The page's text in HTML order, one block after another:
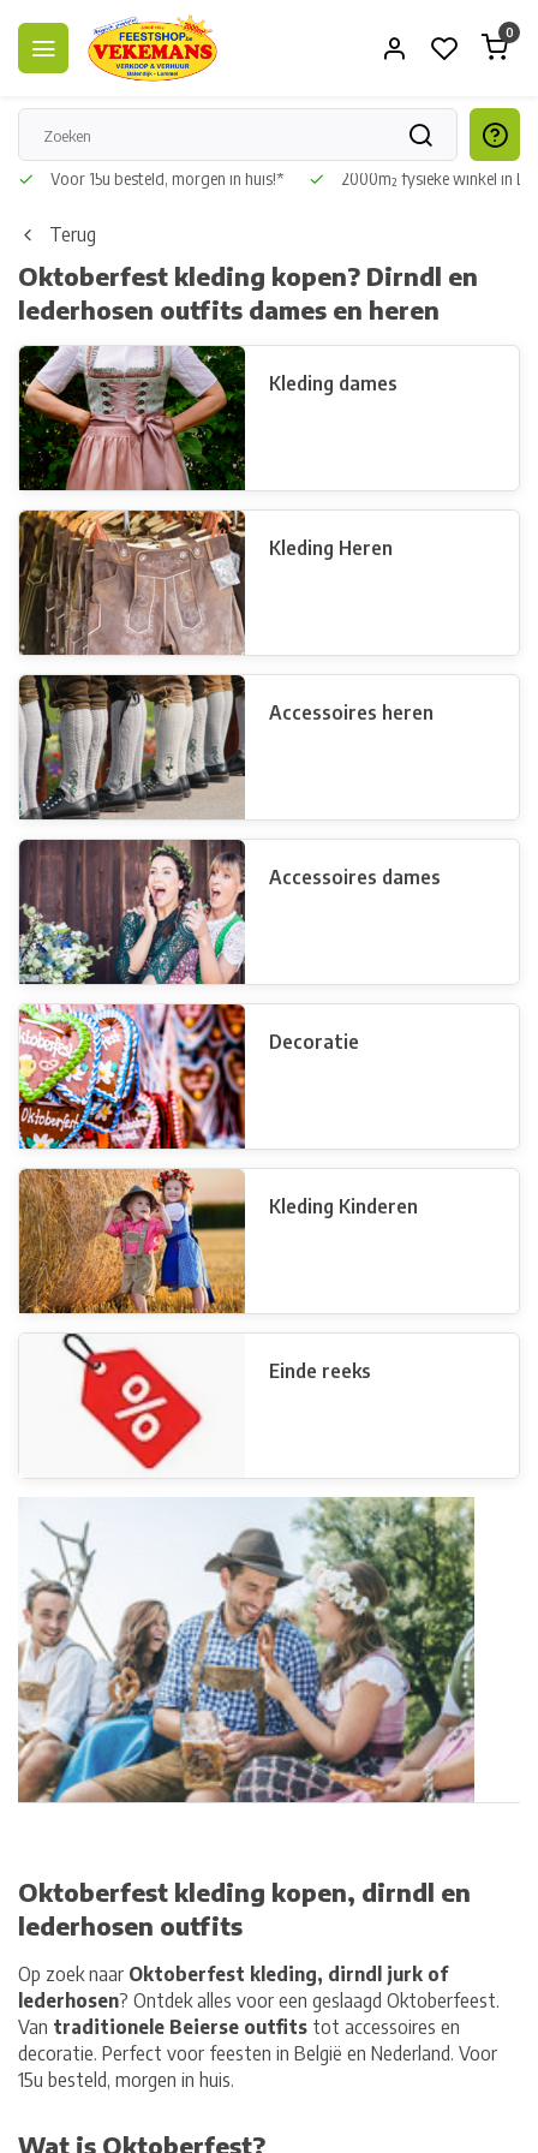
0
Voor 15u besteld, morgen in huis!* 2000m² fysieke winkel in
Terug
Oktoberfest kleding kopen? Dirndl en
lederhosen outfits dames en heren
Kleding dames
Kleding Heren
Accessoires heren
Accessoires dames
Decoratie
Kleding Kinderen
Einde reeks
Oktoberfest kleding kopen, dirndl en
lederhosen outfits
Op zoek naar Oktoberfest kleding, dirndl jurk of
lederhosen? Ontdek alles voor een geslaagd Oktoberfeest.
Van traditionele Beierse outfits tot accessoires en
decoratie. Perfect voor feesten in België en Nederland. Voor
15u besteld, morgen in huis.
Wat is Oktoberfest?